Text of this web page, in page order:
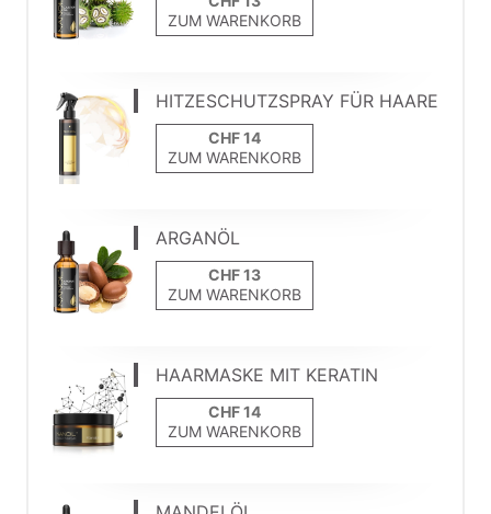
ZUM WARENKORB
HITZESCHUTZSPRAY FÜR HAARE
ZUM WARENKORB
ARGANÖL
ZUM WARENKORB
HAARMASKE MIT KERATIN
ZUM WARENKORB